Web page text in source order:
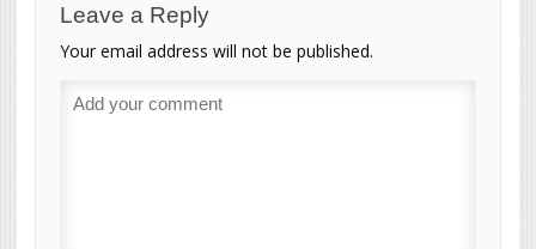
Leave a Reply
Your email address will not be published.